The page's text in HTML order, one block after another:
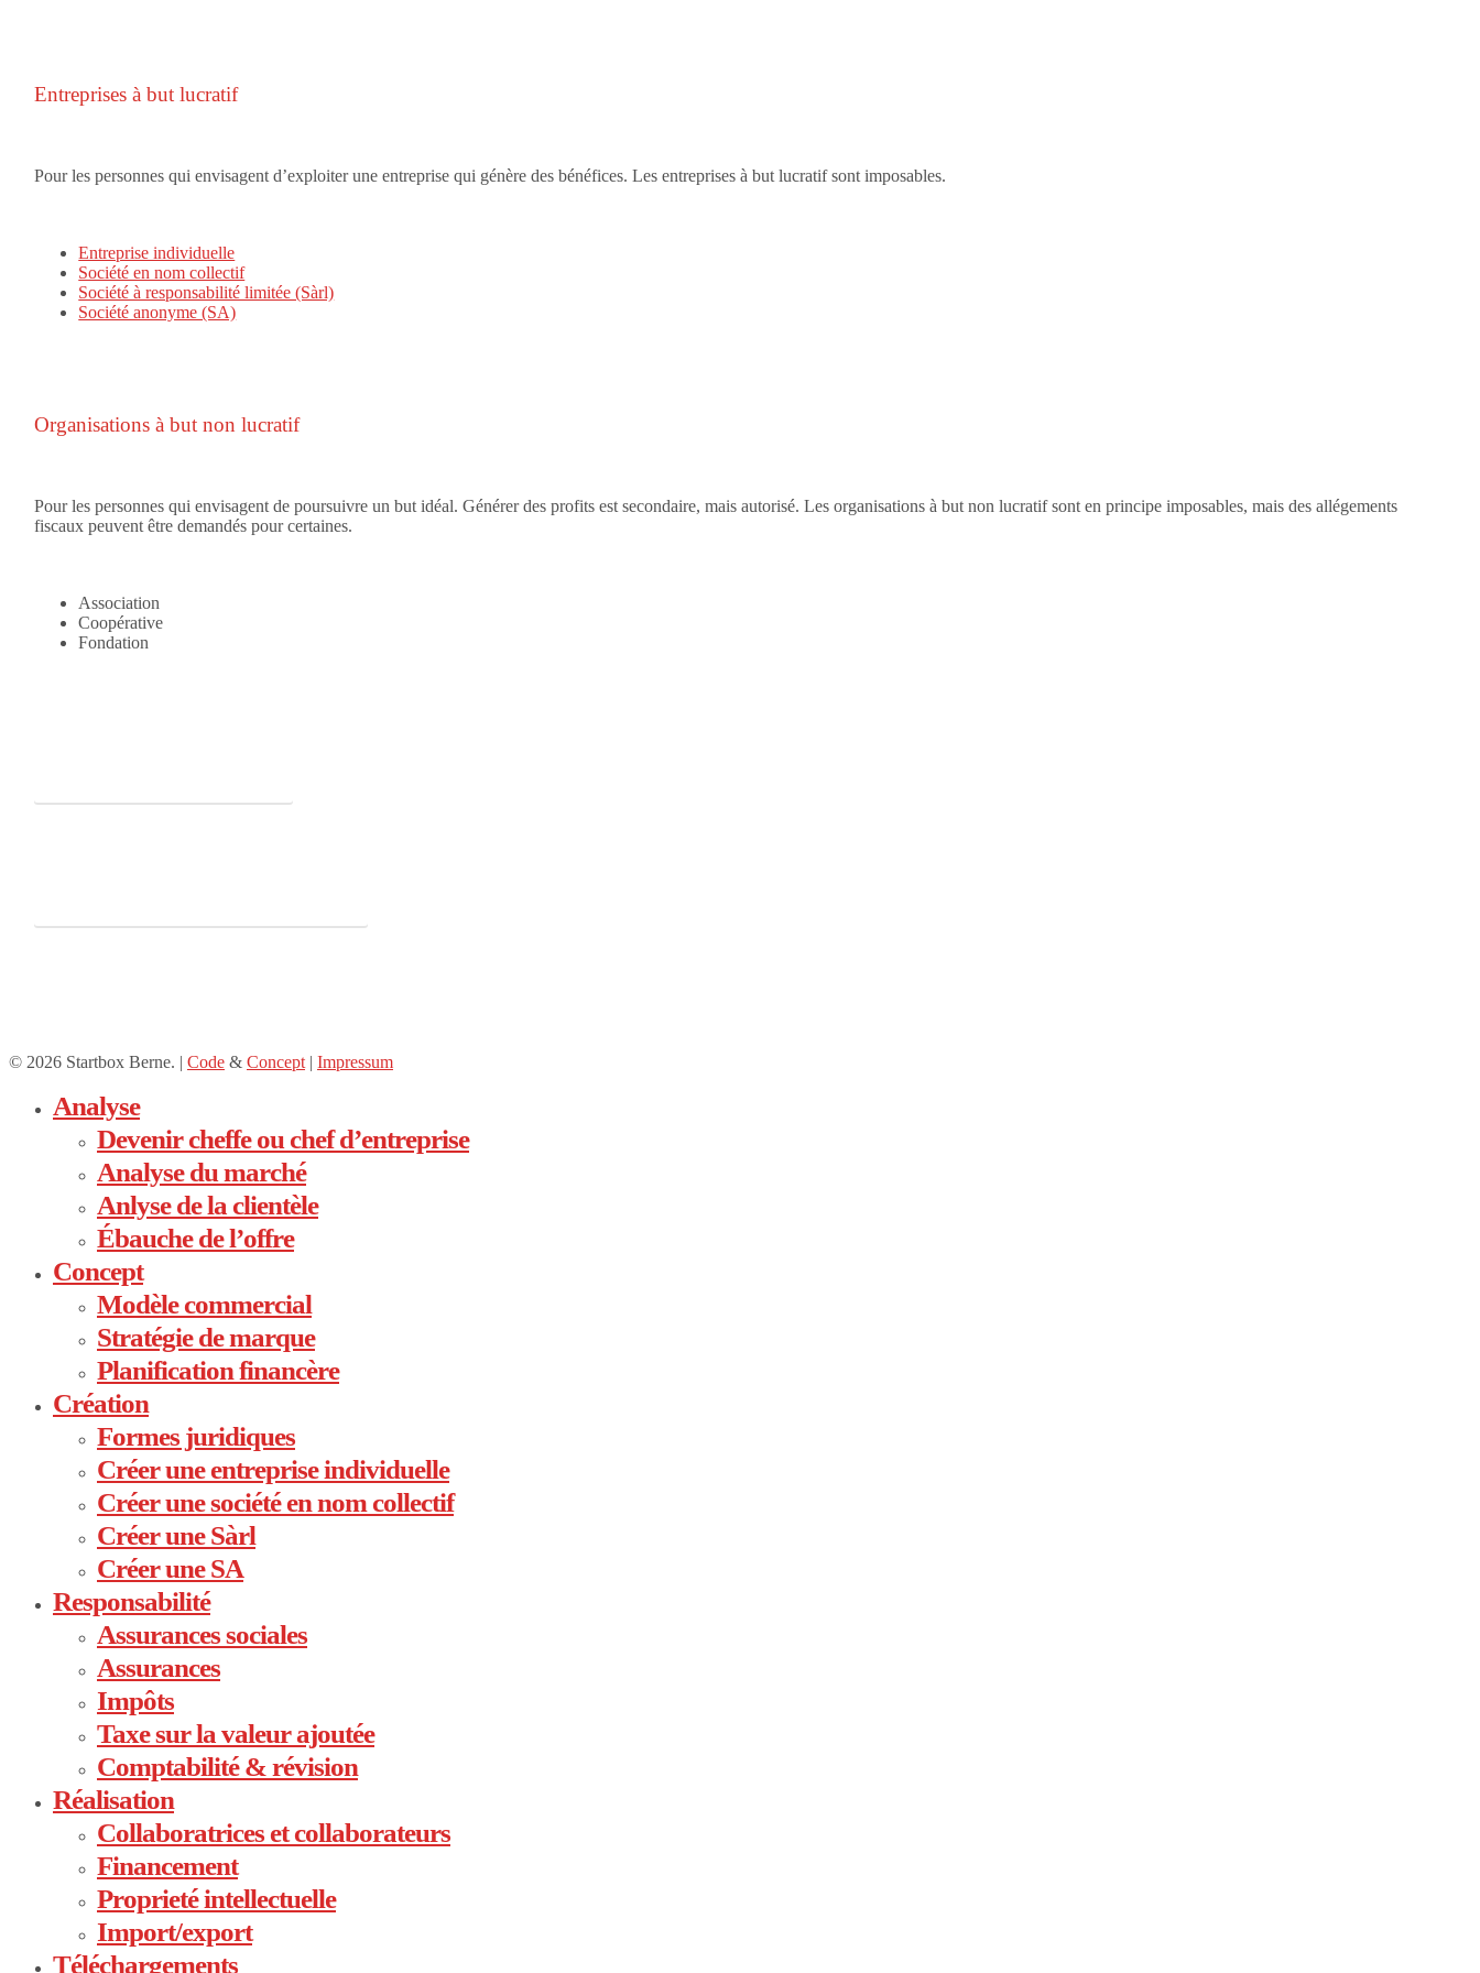
Entreprises à but lucratif
Pour les personnes qui envisagent d’exploiter une entreprise qui génère des bénéfices. Les entreprises à but lucratif sont imposables.
Entreprise individuelle
Société en nom collectif
Société à responsabilité limitée (Sàrl)
Société anonyme (SA)
Organisations à but non lucratif
Pour les personnes qui envisagent de poursuivre un but idéal. Générer des profits est secondaire, mais autorisé. Les organisations à but non lucratif sont en principe imposables, mais des allégements
fiscaux peuvent être demandés pour certaines.
Association
Coopérative
Fondation
© 2026 Startbox Berne. | Code & Concept | Impressum
Menu
Analyse
Devenir cheffe ou chef d’entreprise
Analyse du marché
Anlyse de la clientèle
Ébauche de l’offre
Concept
Modèle commercial
Stratégie de marque
Planification financère
Création
Formes juridiques
Créer une entreprise individuelle
Créer une société en nom collectif
Créer une Sàrl
Créer une SA
Responsabilité
Assurances sociales
Assurances
Impôts
Taxe sur la valeur ajoutée
Comptabilité & révision
Réalisation
Collaboratrices et collaborateurs
Financement
Proprieté intellectuelle
Import/export
Téléchargements